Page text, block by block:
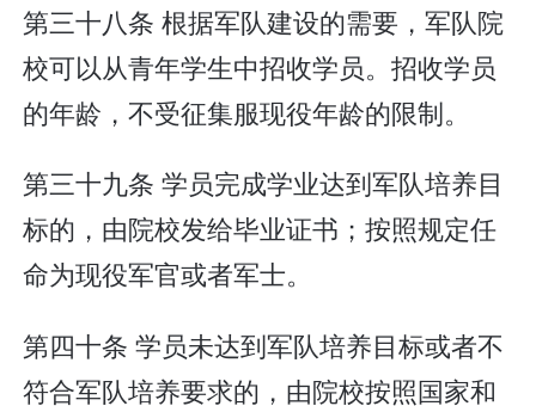
第三十八条 根据军队建设的需要，军队院
校可以从青年学生中招收学员。招收学员
的年龄，不受征集服现役年龄的限制。
第三十九条 学员完成学业达到军队培养目
标的，由院校发给毕业证书；按照规定任
命为现役军官或者军士。
第四十条 学员未达到军队培养目标或者不
符合军队培养要求的，由院校按照国家和